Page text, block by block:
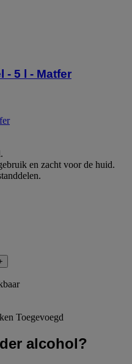
- 5 l - Matfer
en zacht voor de huid.
Toegevoegd
alcohol?